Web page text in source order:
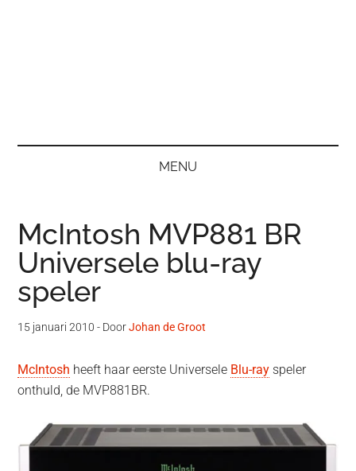
MENU
McIntosh MVP881 BR
Universele blu-ray
speler
15 januari 2010 - DoorJohan de Groot
McIntosh heeft haar eerste Universele Blu-ray speler
onthuld, de MVP881BR.